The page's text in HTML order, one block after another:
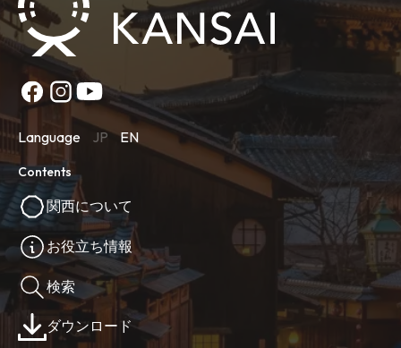
Language JP EN
Contents
関西について
お役立ち情報
検索
ダウンロード